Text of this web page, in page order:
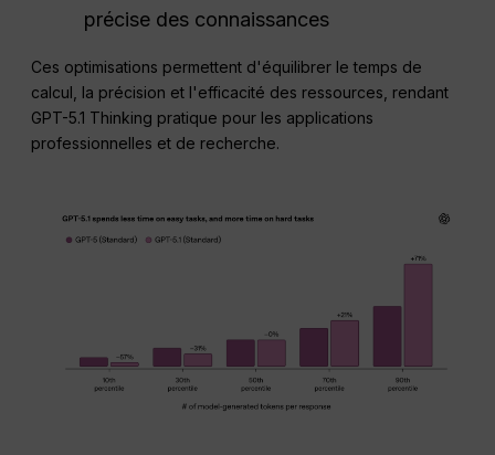
précise des connaissances
Ces optimisations permettent d'équilibrer le temps de
calcul, la précision et l'efficacité des ressources, rendant
GPT-5.1 Thinking pratique pour les applications
professionnelles et de recherche.